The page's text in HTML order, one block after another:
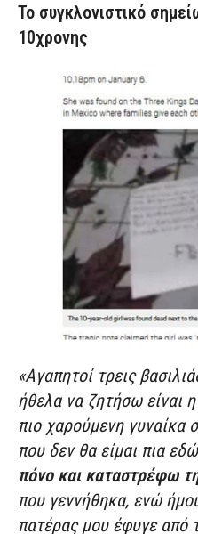
Το συγκλονιστικό
10χρονης
«Αγαπητοί τρεις
ήθελα να ζητήσω είναι
πιο χαρούμενη γυναίκα
που δεν θα είμαι πια
πόνο και καταστρέφω
που γεννήθηκα, ενώ
πατέρας μου έφυγε από